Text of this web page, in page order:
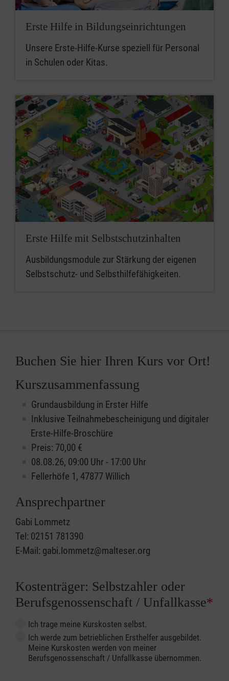
Erste Hilfe in Bildungseinrichtungen
Unsere Erste-Hilfe-Kurse speziell für Personal
in Schulen oder Kitas.
Erste Hilfe mit Selbstschutzinhalten
Ausbildungsmodule zur Stärkung der eigenen
Selbstschutz- und Selbsthilfefähigkeiten.
Buchen Sie hier Ihren Kurs vor Ort!
Kurszusammenfassung
Grundausbildung in Erster Hilfe
Inklusive Teilnahmebescheinigung und digitaler
Erste-Hilfe-Broschüre
Preis: 70,00 €
08.08.26, 09:00 Uhr - 17:00 Uhr
Fellerhöfe 1, 47877 Willich
Ansprechpartner
Gabi Lommetz
Tel: 02151 781390
E-Mail: gabi.lommetz@malteser.org
Kostenträger: Selbstzahler oder
Berufsgenossenschaft / Unfallkasse*
Ich trage meine Kurskosten selbst.
Ich werde zum betrieblichen Ersthelfer ausgebildet.
Meine Kurskosten werden von meiner
Berufsgenossenschaft / Unfallkasse übernommen.